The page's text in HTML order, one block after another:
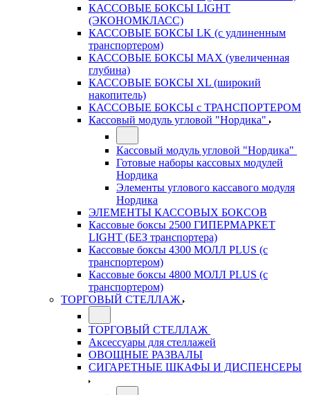
КАССОВЫЕ БОКСЫ LIGHT
(ЭКОНОМКЛАСС)
КАССОВЫЕ БОКСЫ LK (с удлиненным
транспортером)
КАССОВЫЕ БОКСЫ MAX (увеличенная
глубина)
КАССОВЫЕ БОКСЫ XL (широкий
накопитель)
КАССОВЫЕ БОКСЫ с ТРАНСПОРТЕРОМ
Кассовый модуль угловой "Нордика"
Кассовый модуль угловой "Нордика"
Готовые наборы кассовых модулей
Нордика
Элементы углового кассавого модуля
Нордика
ЭЛЕМЕНТЫ КАССОВЫХ БОКСОВ
Кассовые боксы 2500 ГИПЕРМАРКЕТ
LIGHT (БЕЗ транспортера)
Кассовые боксы 4300 МОЛЛ PLUS (с
транспортером)
Кассовые боксы 4800 МОЛЛ PLUS (с
транспортером)
ТОРГОВЫЙ СТЕЛЛАЖ
ТОРГОВЫЙ СТЕЛЛАЖ
Аксессуары для стеллажей
ОВОЩНЫЕ РАЗВАЛЫ
СИГАРЕТНЫЕ ШКАФЫ И ДИСПЕНСЕРЫ